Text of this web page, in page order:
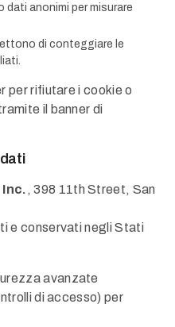
dati anonimi per misurare
di conteggiare le
per rifiutare i cookie o
il banner di
Inc. , 398 11th Street, San
e conservati negli Stati
avanzate
di accesso) per